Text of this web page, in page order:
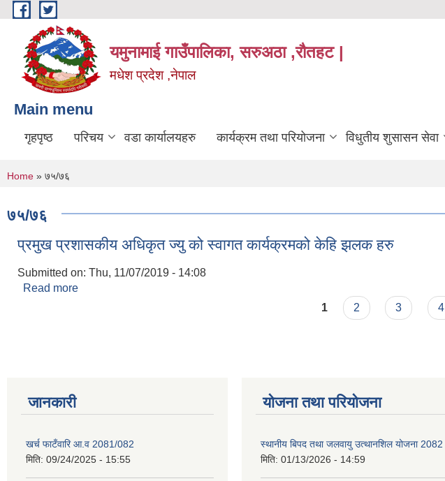
Skip to main content
यमुनामाई गाउँपालिका, सरुअठा ,रौतहट |
मधेश प्रदेश ,नेपाल
Main menu
गृहपृष्ठ परिचय वडा कार्यालयहरु कार्यक्रम तथा परियोजना विधुतीय शुसासन सेवा
You are here
Home » ७५/७६
७५/७६
प्रमुख प्रशासकीय अधिकृत ज्यु को स्वागत कार्यक्रमको केहि झलक हरु
Submitted on: Thu, 11/07/2019 - 14:08
Read more
1 2 3 4
जानकारी
खर्च फाटँवारि आ.व 2081/082
मिति: 09/24/2025 - 15:55
योजना तथा परियोजना
स्थानीय बिपद तथा जलवायु उत्थानशिल योजना 2082
मिति: 01/13/2026 - 14:59